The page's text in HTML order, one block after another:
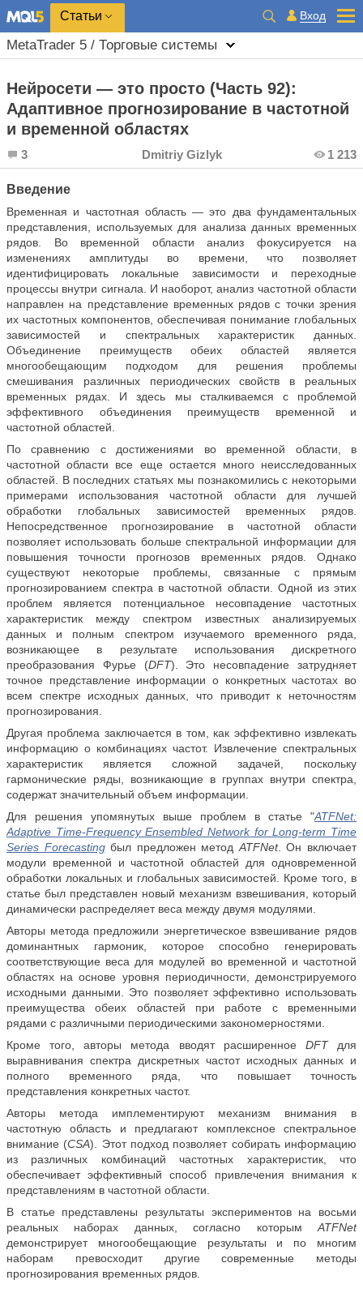
Статьи Вход
MetaTrader 5 / Торговые системы
Нейросети — это просто (Часть 92):
Адаптивное прогнозирование в частотной
и временной областях
3 Dmitriy Gizlyk 1 213
Введение
Временная и частотная область — это два фундаментальных
представления, используемых для анализа данных временных
рядов. Во временной области анализ фокусируется на
изменениях амплитуды во времени, что позволяет
идентифицировать локальные зависимости и переходные
процессы внутри сигнала. И наоборот, анализ частотной области
направлен на представление временных рядов с точки зрения
их частотных компонентов, обеспечивая понимание глобальных
зависимостей и спектральных характеристик данных.
Объединение преимуществ обеих областей является
многообещающим подходом для решения проблемы
смешивания различных периодических свойств в реальных
временных рядах. И здесь мы сталкиваемся с проблемой
эффективного объединения преимуществ временной и
частотной областей.
По сравнению с достижениями во временной области, в
частотной области все еще остается много неисследованных
областей. В последних статьях мы познакомились с некоторыми
примерами использования частотной области для лучшей
обработки глобальных зависимостей временных рядов.
Непосредственное прогнозирование в частотной области
позволяет использовать больше спектральной информации для
повышения точности прогнозов временных рядов. Однако
существуют некоторые проблемы, связанные с прямым
прогнозированием спектра в частотной области. Одной из этих
проблем является потенциальное несовпадение частотных
характеристик между спектром известных анализируемых
данных и полным спектром изучаемого временного ряда,
возникающее в результате использования дискретного
преобразования Фурье (DFT). Это несовпадение затрудняет
точное представление информации о конкретных частотах во
всем спектре исходных данных, что приводит к неточностям
прогнозирования.
Другая проблема заключается в том, как эффективно извлекать
информацию о комбинациях частот. Извлечение спектральных
характеристик является сложной задачей, поскольку
гармонические ряды, возникающие в группах внутри спектра,
содержат значительный объем информации.
Для решения упомянутых выше проблем в статье "ATFNet:
Adaptive Time-Frequency Ensembled Network for Long-term Time
Series Forecastingбыл предложен метод ATFNet. Он включает
модули временной и частотной областей для одновременной
обработки локальных и глобальных зависимостей. Кроме того, в
статье был представлен новый механизм взвешивания, который
динамически распределяет веса между двумя модулями.
Авторы метода предложили энергетическое взвешивание рядов
доминантных гармоник, которое способно генерировать
соответствующие веса для модулей во временной и частотной
областях на основе уровня периодичности, демонстрируемого
исходными данными. Это позволяет эффективно использовать
преимущества обеих областей при работе с временными
рядами с различными периодическими закономерностями.
Кроме того, авторы метода вводят расширенное DFTдля
выравнивания спектра дискретных частот исходных данных и
полного временного ряда, что повышает точность
представления конкретных частот.
Авторы метода имплементируют механизм внимания в
частотную область и предлагают комплексное спектральное
внимание (CSA). Этот подход позволяет собирать информацию
из различных комбинаций частотных характеристик, что
обеспечивает эффективный способ привлечения внимания к
представлениям в частотной области.
В статье представлены результаты экспериментов на восьми
реальных наборах данных, согласно которым ATFNet
демонстрирует многообещающие результаты и по многим
наборам превосходит другие современные методы
прогнозирования временных рядов.